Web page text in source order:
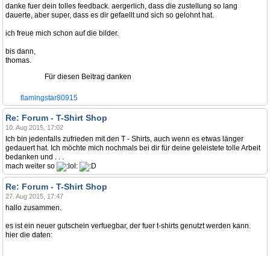
danke fuer dein tolles feedback. aergerlich, dass die zustellung so lang
dauerte, aber super, dass es dir gefaellt und sich so gelohnt hat.
ich freue mich schon auf die bilder.
bis dann,
thomas.
Für diesen Beitrag danken
flamingstar80915
Re: Forum - T-Shirt Shop
10. Aug 2015, 17:02
Ich bin jedenfalls zufrieden mit den T - Shirts, auch wenn es etwas länger
gedauert hat. Ich möchte mich nochmals bei dir für deine geleistete tolle Arbeit
bedanken und . . .
mach weiter so
Re: Forum - T-Shirt Shop
27. Aug 2015, 17:47
hallo zusammen.
es ist ein neuer gutschein verfuegbar, der fuer t-shirts genutzt werden kann.
hier die daten: